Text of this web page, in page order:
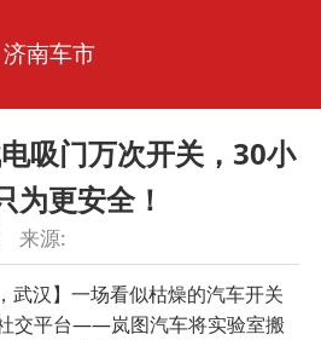
济南车市
吸门万次开关，30小
为更安全！
来源:
汉】一场看似枯燥的汽车开关
交平台——岚图汽车将实验室搬